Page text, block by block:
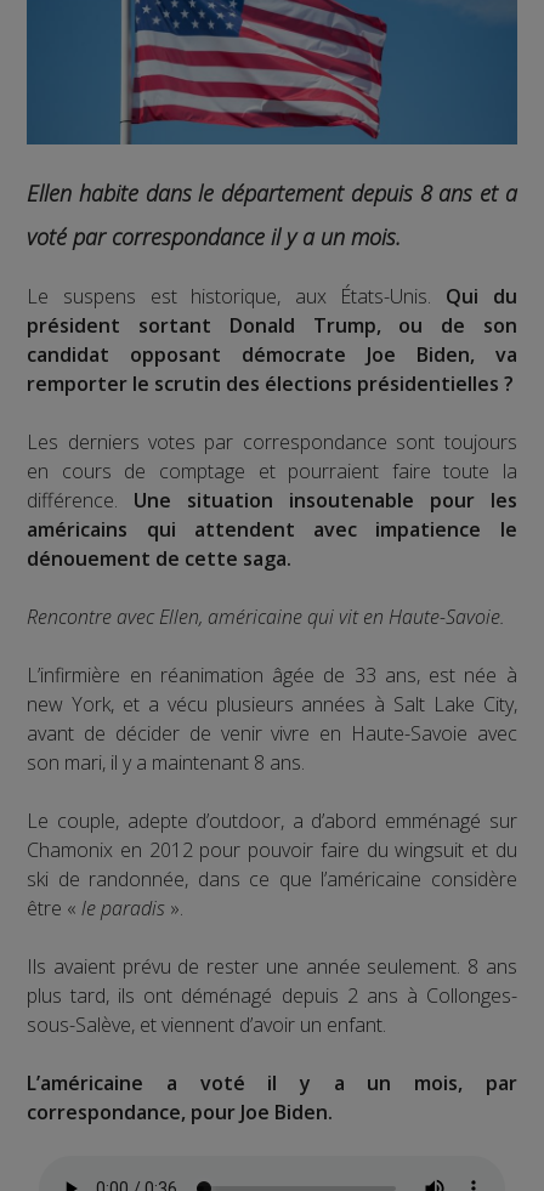
Ellen habite dans le département depuis 8 ans et a
voté par correspondance il y a un mois.
Le suspens est historique, aux États-Unis. Qui du
président sortant Donald Trump, ou de son
candidat opposant démocrate Joe Biden, va
remporter le scrutin des élections présidentielles ?
Les derniers votes par correspondance sont toujours
en cours de comptage et pourraient faire toute la
différence. Une situation insoutenable pour les
américains qui attendent avec impatience le
dénouement de cette saga.
Rencontre avec Ellen, américaine qui vit en Haute-Savoie.
L’infirmière en réanimation âgée de 33 ans, est née à
new York, et a vécu plusieurs années à Salt Lake City,
avant de décider de venir vivre en Haute-Savoie avec
son mari, il y a maintenant 8 ans.
Le couple, adepte d’outdoor, a d’abord emménagé sur
Chamonix en 2012 pour pouvoir faire du wingsuit et du
ski de randonnée, dans ce que l’américaine considère
être «le paradis ».
Ils avaient prévu de rester une année seulement. 8 ans
plus tard, ils ont déménagé depuis 2 ans à Collonges-
sous-Salève, et viennent d’avoir un enfant.
L’américaine a voté il y a un mois, par
correspondance, pour Joe Biden.